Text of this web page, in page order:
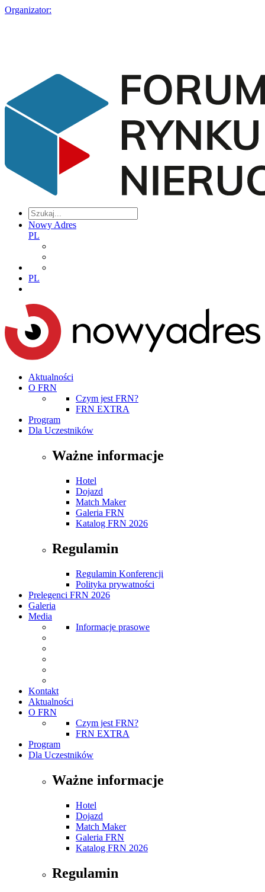
Organizator:
Nowy Adres
PL
PL
Aktualności
O FRN
Czym jest FRN?
FRN EXTRA
Program
Dla Uczestników
Ważne informacje
Hotel
Dojazd
Match Maker
Galeria FRN
Katalog FRN 2026
Regulamin
Regulamin Konferencji
Polityka prywatności
Prelegenci FRN 2026
Galeria
Media
Informacje prasowe
Kontakt
Aktualności
O FRN
Czym jest FRN?
FRN EXTRA
Program
Dla Uczestników
Ważne informacje
Hotel
Dojazd
Match Maker
Galeria FRN
Katalog FRN 2026
Regulamin